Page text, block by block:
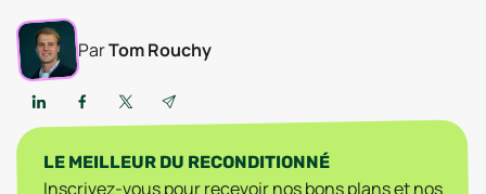
ParTom Rouchy
LE MEILLEUR DU RECONDITIONNÉ
Inscrivez-vous pour recevoir nos bons plans et nos